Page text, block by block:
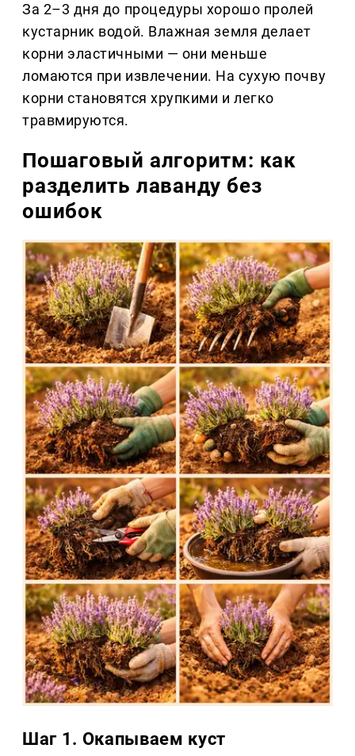
За 2–3 дня до процедуры хорошо пролей
кустарник водой. Влажная земля делает
корни эластичными — они меньше
ломаются при извлечении. На сухую почву
корни становятся хрупкими и легко
травмируются.
Пошаговый алгоритм: как
разделить лаванду без
ошибок
Шаг 1. Окапываем куст